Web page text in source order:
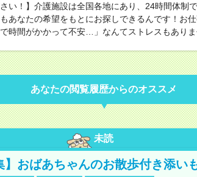
さい！】介護施設は全国各地にあり、24時間体制
あなたの希望をもとにお探しできるんです！お
時間がかかって不安…」なんてストレスもありま
あなたの閲覧履歴からのオススメ
未読
】おばあちゃんのお散歩付き添い